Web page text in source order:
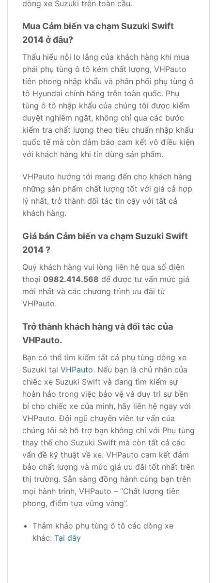
dòng xe Suzuki trên toàn cầu.
Mua Cảm biến va chạm Suzuki Swift
2014 ở đâu?
Thấu hiểu nỗi lo lắng của khách hàng khi mua
phải phụ tùng ô tô kém chất lượng, VHPauto
tiên phong nhập khẩu và phân phối phụ tùng ô
tô Hyundai chính hãng trên toàn quốc. Phụ
tùng ô tô nhập khẩu của chúng tôi được kiểm
duyệt nghiêm ngặt, không chỉ qua các bước
kiểm tra chất lượng theo tiêu chuẩn nhập khẩu
quốc tế mà còn đảm bảo cam kết vô điều kiện
với khách hàng khi tin dùng sản phẩm.
VHPauto hướng tới mang đến cho khách hàng
những sản phẩm chất lượng tốt với giá cả hợp
lý nhất, trở thành đối tác tin cậy với tất cả
khách hàng.
Giá bán Cảm biến va chạm Suzuki Swift
2014 ?
Quý khách hàng vui lòng liên hệ qua số điện
thoại 0982.414.568 để được tư vấn mức giá
mới nhất và các chương trình ưu đãi từ
VHPauto.
Trở thành khách hàng và đối tác của
VHPauto.
Bạn có thể tìm kiếm tất cả phụ tùng dòng xe
Suzuki tại VHPauto. Nếu bạn là chủ nhân của
chiếc xe Suzuki Swift và đang tìm kiếm sự
hoàn hảo trong việc bảo vệ và duy trì sự bền
bỉ cho chiếc xe của mình, hãy liên hệ ngay với
VHPauto. Đội ngũ chuyên viên tư vấn của
chúng tôi sẽ hỗ trợ bạn không chỉ với Phụ tùng
thay thế cho Suzuki Swift mà còn tất cả các
vấn đề kỹ thuật về xe. VHPauto cam kết đảm
bảo chất lượng và mức giá ưu đãi tốt nhất trên
thị trường. Sẵn sàng đồng hành cùng bạn trên
mọi hành trình, VHPauto – “Chất lượng tiên
phong, điểm tựa vững vàng”.
Thảm khảo phụ tùng ô tô các dòng xe
khác: Tại đây